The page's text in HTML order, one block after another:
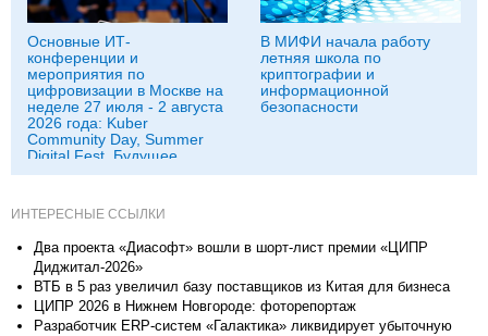
Основные ИТ-
конференции и
мероприятия по
цифровизации в Москве на
неделе 27 июля - 2 августа
2026 года: Kuber
Community Day, Summer
Digital Fest, Будущее
исследований в
В МИФИ начала работу
летняя школа по
криптографии и
информационной
безопасности
ИНТЕРЕСНЫЕ ССЫЛКИ
Два проекта «Диасофт» вошли в шорт-лист премии «ЦИПР
Диджитал-2026»
ВТБ в 5 раз увеличил базу поставщиков из Китая для бизнеса
ЦИПР 2026 в Нижнем Новгороде: фоторепортаж
Разработчик ERP-систем «Галактика» ликвидирует убыточную